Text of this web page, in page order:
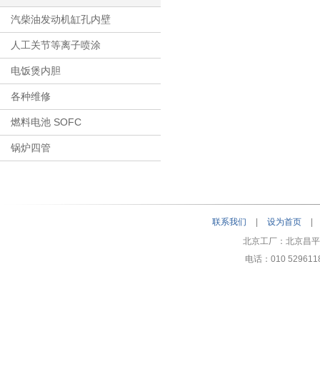
汽柴油发动机缸孔内壁
人工关节等离子喷涂
电饭煲内胆
各种维修
燃料电池 SOFC
锅炉四管
联系我们 设为首页
北京工厂：北京昌
电话：010